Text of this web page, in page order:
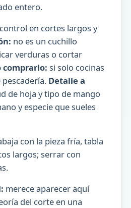
entero.
control en cortes largos y
no es un cuchillo
verduras o cortar
comprarlo: si solo cocinas
Detalle a
de hoja y tipo de mango
y especie que sueles
con la pieza fría, tabla
largos; serrar con
merece aparecer aquí
del corte en una